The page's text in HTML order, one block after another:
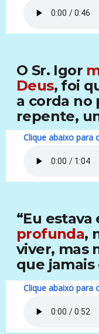
O Sr. Igor
Deus, foi
a corda no
repente,
Clique abaixo para
“Eu estava
profunda,
viver, mas
que jamais
Clique abaixo para